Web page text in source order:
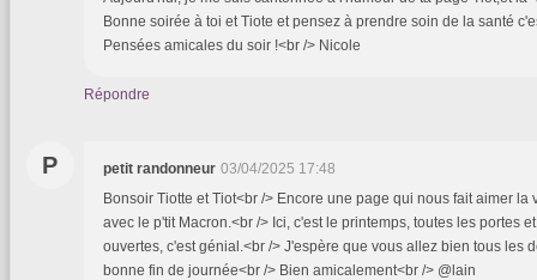
Bonne soirée à toi et Tiote et pensez à prendre soin de la santé
Pensées amicales du soir !<br /> Nicole
Répondre
P petit randonneur 03/04/2025 17:48
Bonsoir Tiotte et Tiot<br /> Encore une page qui nous fait aimer la
avec le p'tit Macron.<br /> Ici, c'est le printemps, toutes les portes
ouvertes, c'est génial.<br /> J'espère que vous allez bien tous les
bonne fin de journée<br /> Bien amicalement<br /> @lain